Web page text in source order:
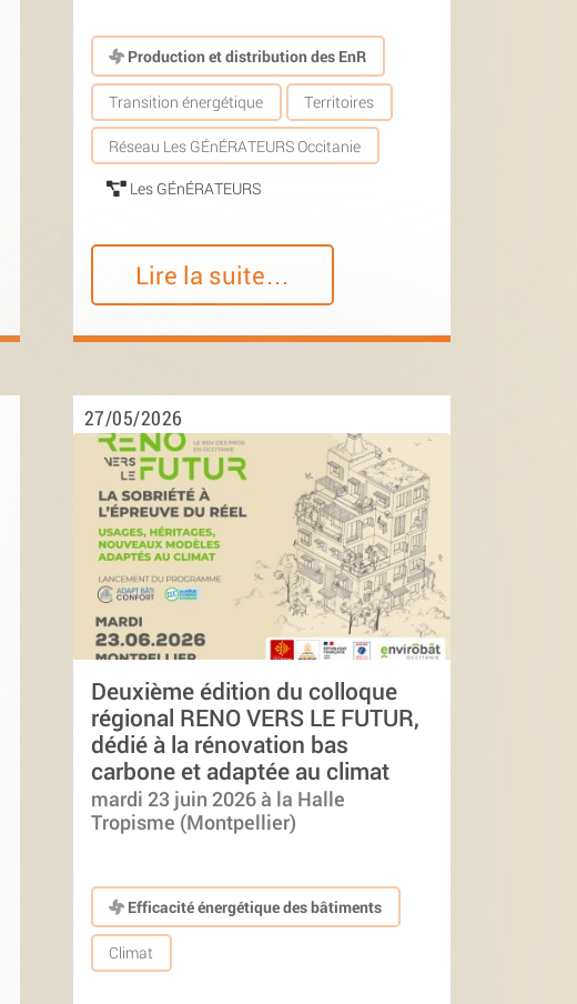
Production et distribution des EnR
Transition énergétique Territoires
Réseau Les GÉnÉRATEURS Occitanie
Les GÉnÉRATEURS
Lire la suite…
27/05/2026
Deuxième édition du colloque
régional RENO VERS LE FUTUR,
dédié à la rénovation bas
carbone et adaptée au climat
mardi 23 juin 2026 à la Halle
Tropisme (Montpellier)
Efficacité énergétique des bâtiments
Climat